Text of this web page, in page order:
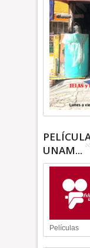
UNAM...
Películas